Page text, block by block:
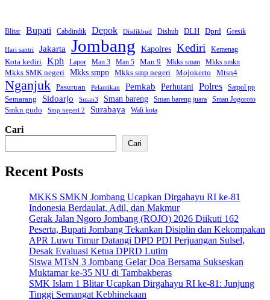
Blitar Bupati Cabdindik Depok Disdikbud Dishub DLH Dprd Gresik
Hari santri Jakarta Jombang Kapolres Kediri Kemenag
Kota kediri Kph Lapor Man 3 Man 5 Man 9 Mkks sman Mkks smkn
Mkks SMK negeri Mkks smpn Mkks smp negeri Mojokerto Mtsn4
Nganjuk Pasuruan Pelantikan Pemkab Perhutani Polres Satpol pp
Semarang Sidoarjo Sman3 Sman bareng Sman bareng juara Sman Jogoroto
Smkn gudo Smp negeri 2 Surabaya Wali kota
Cari
Cari
Recent Posts
MKKS SMKN Jombang Ucapkan Dirgahayu RI ke-81
Indonesia Berdaulat, Adil, dan Makmur
Gerak Jalan Ngoro Jombang (ROJO) 2026 Diikuti 162
Peserta, Bupati Jombang Tekankan Disiplin dan Kekompakan
APR Luwu Timur Datangi DPD PDI Perjuangan Sulsel,
Desak Evaluasi Ketua DPRD Lutim
Siswa MTsN 3 Jombang Gelar Doa Bersama Sukseskan
Muktamar ke-35 NU di Tambakberas
SMK Islam 1 Blitar Ucapkan Dirgahayu RI ke-81: Junjung
Tinggi Semangat Kebhinekaan